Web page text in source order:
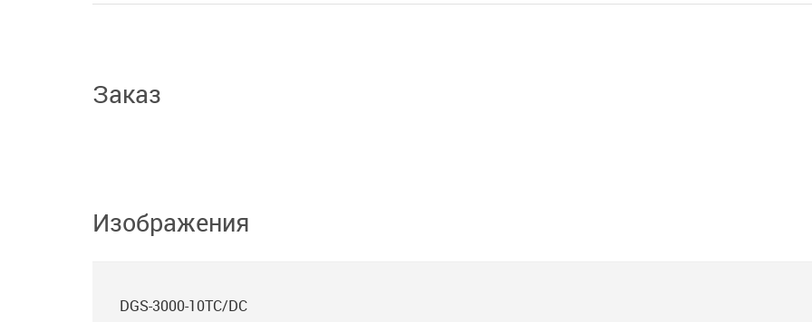
Заказ
Изображения
DGS-3000-10TC/DC